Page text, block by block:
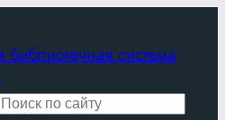
система
Поиск